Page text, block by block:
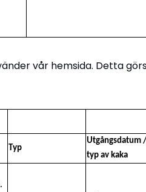
vår hemsida. Detta
Typ
Utgångsdatum /
typ av kaka